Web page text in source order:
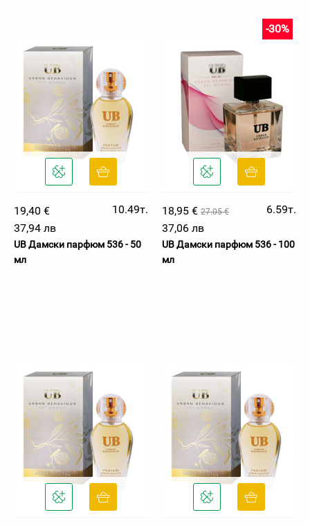
19,40 €
10.49т.
37,94 лв
UB Дамски парфюм 536 - 50
мл
18,95 € 27.05 €
-30%
6.59т.
37,06 лв
UB Дамски парфюм 536 - 100
мл